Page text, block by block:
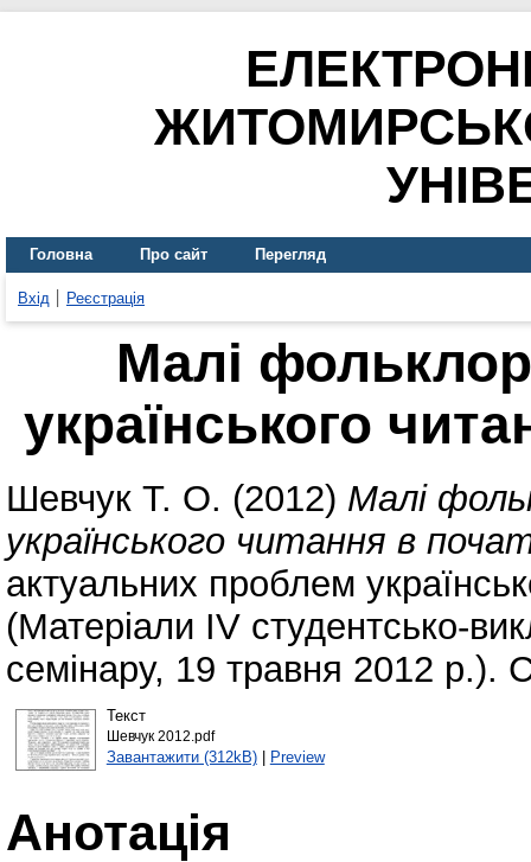
Головна Про сайт Перегляд
Вхід Реєстрація
Малі
українського
Шевчук Т. О. (2012) Малі
українського читання в
актуальних проблем
(Матеріали ІV студентсько-
семінару, 19 травня 2012 р.).
Текст
Шевчук 2012.pdf
Завантажити (312kB)| Preview
Анотація